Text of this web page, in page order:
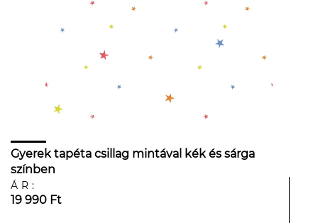
Gyerek tapéta csillag mintával kék és sárga
színben
ÁR:
19 990 Ft